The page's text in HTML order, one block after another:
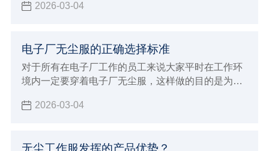
2026-03-04
电子厂无尘服的正确选择标准
对于所有在电子厂工作的员工来说大家平时在工作环
境内一定要穿着电子厂无尘服，这样做的目的是为了
种电子仪器造成损伤
2026-03-04
无尘工作服发挥的产品优势？